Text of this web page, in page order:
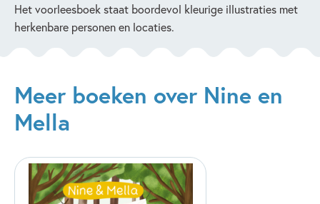
Het voorleesboek staat boordevol kleurige illustraties met
herkenbare personen en locaties.
Meer boeken over Nine en
Mella